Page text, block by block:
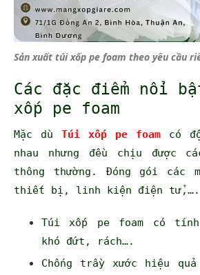
Sản xuất túi xốp pe foam theo yêu cầu
Các đặc điểm nổi
xốp pe foam
Mặc dù Túi xốp pe foam có
nhau nhưng đều chịu được
thông thường. Đóng gói các
thiết bị, linh kiện điện tử,….
Túi xốp pe foam có
khó đứt, rách….
Chống trầy xước hiệu